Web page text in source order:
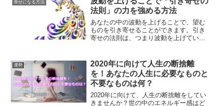
幸せになる方法
法則」の力を強める方法
あなたの中の波動を上げることで、望む
ものを引き寄せることができます。引き
寄せの法則は、つまり波動を上げていか
て、解説していきます。
運勢
2020年に向けて人生の断捨離
を！あなたの人生に必要なものと
不要なものは何？
2020年に向けて、人生の断捨離をしてい
きませんか？世の中のエネルギー感はど